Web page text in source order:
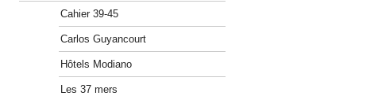
Cahier 39-45
Carlos Guyancourt
Hôtels Modiano
Les 37 mers